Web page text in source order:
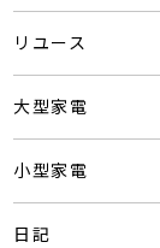
リユース
大型家電
小型家電
日記